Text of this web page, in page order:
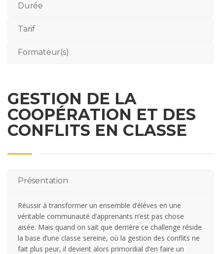
Durée
Tarif
Formateur(s)
GESTION DE LA
COOPÉRATION ET DES
CONFLITS EN CLASSE
Présentation
Réussir à transformer un ensemble d’élèves en une
véritable communauté d’apprenants n’est pas chose
aisée. Mais quand on sait que derrière ce challenge réside
la base d’une classe sereine, où la gestion des conflits ne
fait plus peur, il devient alors primordial d’en faire un